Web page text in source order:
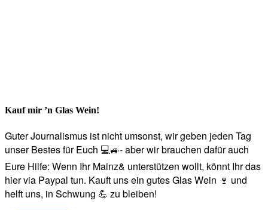
Kauf mir ’n Glas Wein!
Guter Journalismus ist nicht umsonst, wir geben jeden Tag
unser Bestes für Euch 💻🚙- aber wir brauchen dafür auch
Eure Hilfe: Wenn Ihr Mainz& unterstützen wollt, könnt Ihr das
hier via Paypal tun. Kauft uns ein gutes Glas Wein 🍷 und
helft uns, in Schwung 💪 zu bleiben!